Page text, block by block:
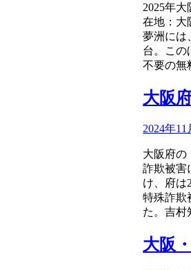
2025年
在地：大
夢洲には
台。この
不要の無
大阪
2024年11
大阪府の
詐欺被害
け、府は
特殊詐欺
た。吉村
大阪